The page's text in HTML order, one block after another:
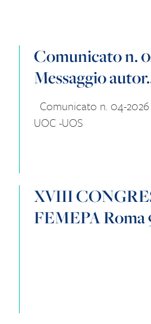
Comunicato n.
Messaggio
Comunicato n. 04-
UOC -UOS
XVIII
FEMEPA Roma